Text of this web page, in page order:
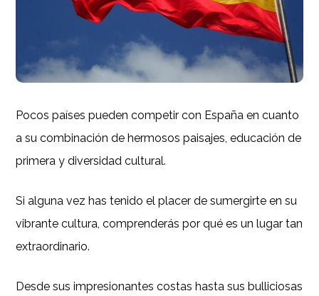
Pocos países pueden competir con España en cuanto
a su combinación de hermosos paisajes, educación de
primera y diversidad cultural.
Si alguna vez has tenido el placer de sumergirte en su
vibrante cultura, comprenderás por qué es un lugar tan
extraordinario.
Desde sus impresionantes costas hasta sus bulliciosas